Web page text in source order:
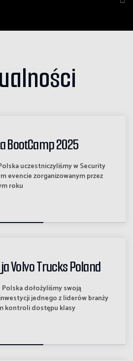
BootCamp 2025
uczestniczyliśmy w Security
evencie zorganizowanym przez
roku
Volvo Trucks Poland
dołożyliśmy swoją
jednego z liderów branży
kontroli dostępu klasy